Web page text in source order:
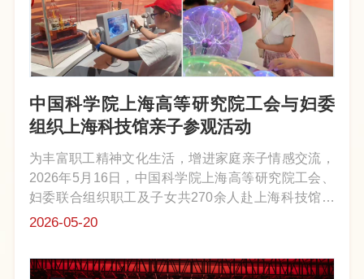
中国科学院上海高等研究院工会与妇委
组织上海科技馆亲子参观活动
为丰富职工精神文化生活，增进家庭亲子情感交流，
2026年5月16日，中国科学院上海高等研究院工会、
妇委联合组织职工及子女共270余人赴上海科技馆开
展亲子科普参观活动，让职工子女在探索科学奥秘的
观当日，大家热情高涨。馆内丰富的...
2026-05-20